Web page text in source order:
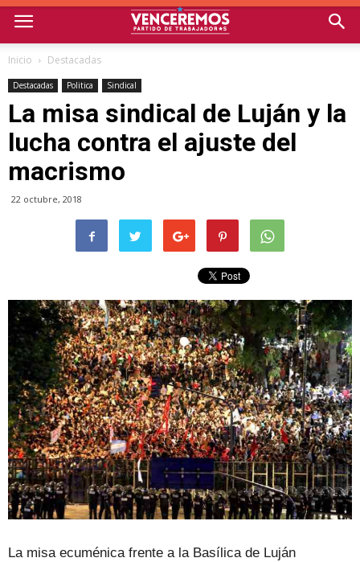
Inicio Destacadas
Destacadas Politica Sindical
La misa sindical de Luján y la
lucha contra el ajuste del
macrismo
22 octubre, 2018
La misa ecuménica frente a la Basílica de Luján